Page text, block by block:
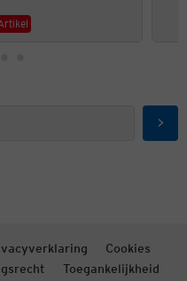
Cookies
Toegankelijkheid